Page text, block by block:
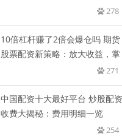
278
10倍杠杆赚了2倍会爆仓吗 期货
股票配资新策略：放大收益，掌
271
中国配资十大最好平台 炒股配资
收费大揭秘：费用明细一览
254